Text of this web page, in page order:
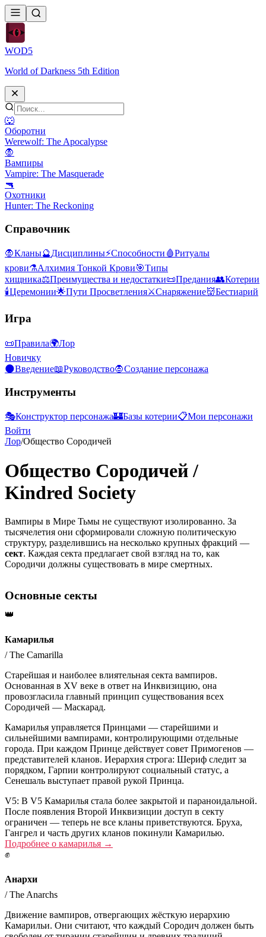
WOD5
World of Darkness 5th Edition
🐺
Оборотни
Werewolf: The Apocalypse
🧛
Вампиры
Vampire: The Masquerade
🔫
Охотники
Hunter: The Reckoning
Справочник
🧛Кланы🔮Дисциплины⚡Способности 🩸Ритуалы
крови⚗️Алхимия Тонкой Крови🎯Типы
хищника⚖️Преимущества и недостатки📜Предания👥Котерии
🕯️Церемонии🌟Пути Просветления⚔️Снаряжение👹Бестиарий
Игра
📜Правила🌍Лор
Новичку
🌑Введение📖Руководство🧛Создание персонажа
Инструменты
🎭Конструктор персонажа🏰Базы котерии📋Мои персонажи
Войти
Лор/Общество Сородичей
Общество Сородичей /
Kindred Society
Вампиры в Мире Тьмы не существуют изолированно. За
тысячелетия они сформировали сложную политическую
структуру, разделившись на несколько крупных фракций —
сект. Каждая секта предлагает свой взгляд на то, как
Сородичи должны существовать в мире смертных.
Основные секты
👑
Камарилья
/The Camarilla
Старейшая и наиболее влиятельная секта вампиров.
Основанная в XV веке в ответ на Инквизицию, она
провозгласила главный принцип существования всех
Сородичей — Маскарад.
Камарилья управляется Принцами — старейшими и
сильнейшими вампирами, контролирующими отдельные
города. При каждом Принце действует совет Примогенов —
представителей кланов. Иерархия строга: Шериф следит за
порядком, Гарпии контролируют социальный статус, а
Сенешаль выступает правой рукой Принца.
V5: В V5 Камарилья стала более закрытой и параноидальной.
После появления Второй Инквизиции доступ в секту
ограничен — теперь не все кланы приветствуются. Бруха,
Гангрел и часть других кланов покинули Камарилью.
Подробнее о камарилья →
✊
Анархи
/The Anarchs
Движение вампиров, отвергающих жёсткую иерархию
Камарильи. Они считают, что каждый Сородич должен быть